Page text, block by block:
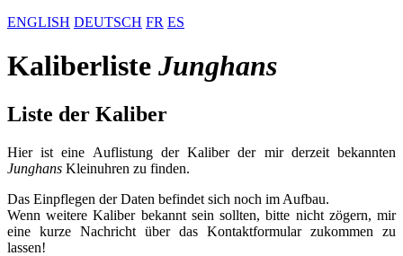
ENGLISH DEUTSCH FR ES
Kaliberliste Junghans
Liste der Kaliber
Hier ist eine Auflistung der Kaliber der mir derzeit bekannten
Junghans Kleinuhren zu finden.
Das Einpflegen der Daten befindet sich noch im Aufbau.
Wenn weitere Kaliber bekannt sein sollten, bitte nicht zögern, mir
eine kurze Nachricht über das Kontaktformular zukommen zu
lassen!